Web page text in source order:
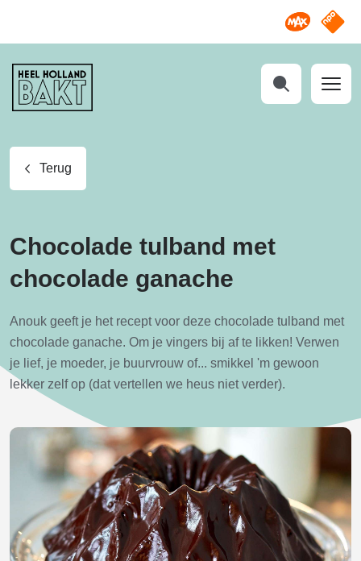
Omroep
NPO
Heel
Holland
Bakt
Terug
Chocolade tulband met
chocolade ganache
Anouk geeft je het recept voor deze chocolade tulband met
chocolade ganache. Om je vingers bij af te likken! Verwen
je lief, je moeder, je buurvrouw of... smikkel 'm gewoon
lekker zelf op (dat vertellen we heus niet verder).